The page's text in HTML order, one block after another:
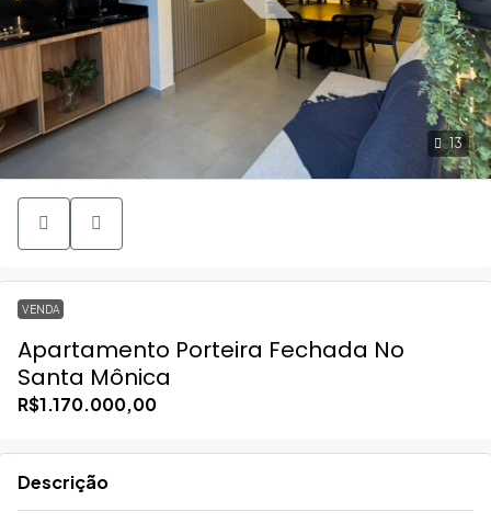
13
VENDA
Apartamento Porteira Fechada No
Santa Mônica
R$1.170.000,00
Descrição